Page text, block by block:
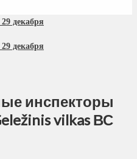
декабря
декабря
инспекторы
vilkas ВС